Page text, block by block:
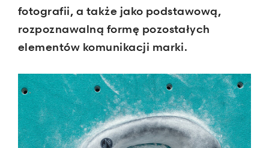
fotografii, a także jako podstawową,
rozpoznawalną formę pozostałych
elementów komunikacji marki.